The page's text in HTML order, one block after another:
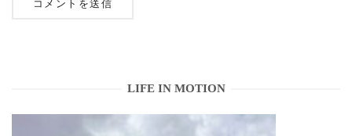
LIFE IN MOTION